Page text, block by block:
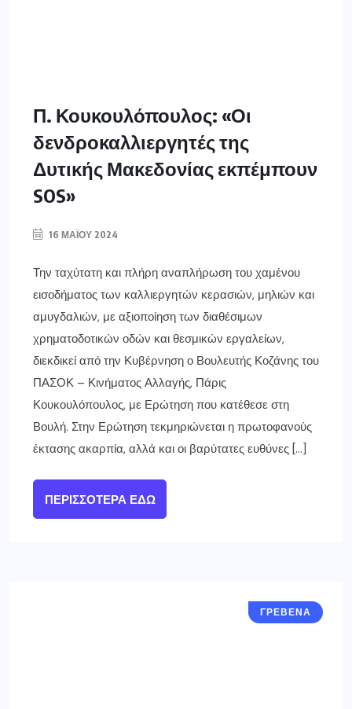
Π. Κουκουλόπουλος: «Οι
δενδροκαλλιεργητές της
Δυτικής Μακεδονίας εκπέμπουν
SOS»
16 ΜΑΪ́ΟΥ 2024
Την ταχύτατη και πλήρη αναπλήρωση του χαμένου
εισοδήματος των καλλιεργητών κερασιών, μηλιών και
αμυγδαλιών, με αξιοποίηση των διαθέσιμων
χρηματοδοτικών οδών και θεσμικών εργαλείων,
διεκδικεί από την Κυβέρνηση ο Βουλευτής Κοζάνης του
ΠΑΣΟΚ – Κινήματος Αλλαγής, Πάρις
Κουκουλόπουλος, με Ερώτηση που κατέθεσε στη
Βουλή. Στην Ερώτηση τεκμηριώνεται η πρωτοφανούς
έκτασης ακαρπία, αλλά και οι βαρύτατες ευθύνες […]
ΠΕΡΙΣΣΌΤΕΡΑ ΕΔΏ
ΓΡΕΒΕΝΑ